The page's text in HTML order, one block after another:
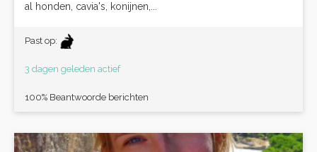
al honden, cavia's, konijnen,...
Past op:
3 dagen geleden actief
100% Beantwoorde berichten